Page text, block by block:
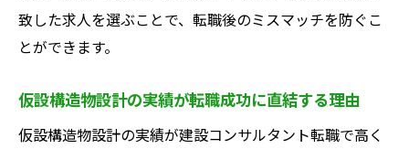
致した求人を選ぶことで、転職後のミスマッチを防ぐこ
とができます。
仮設構造物設計の実績が転職成功に直結する理由
仮設構造物設計の実績が建設コンサルタント転職で高く